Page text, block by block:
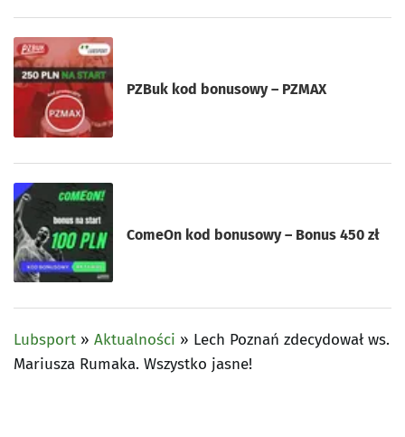
PZBuk kod bonusowy – PZMAX
ComeOn kod bonusowy – Bonus 450 zł
Lubsport » Aktualności » Lech Poznań zdecydował ws.
Mariusza Rumaka. Wszystko jasne!